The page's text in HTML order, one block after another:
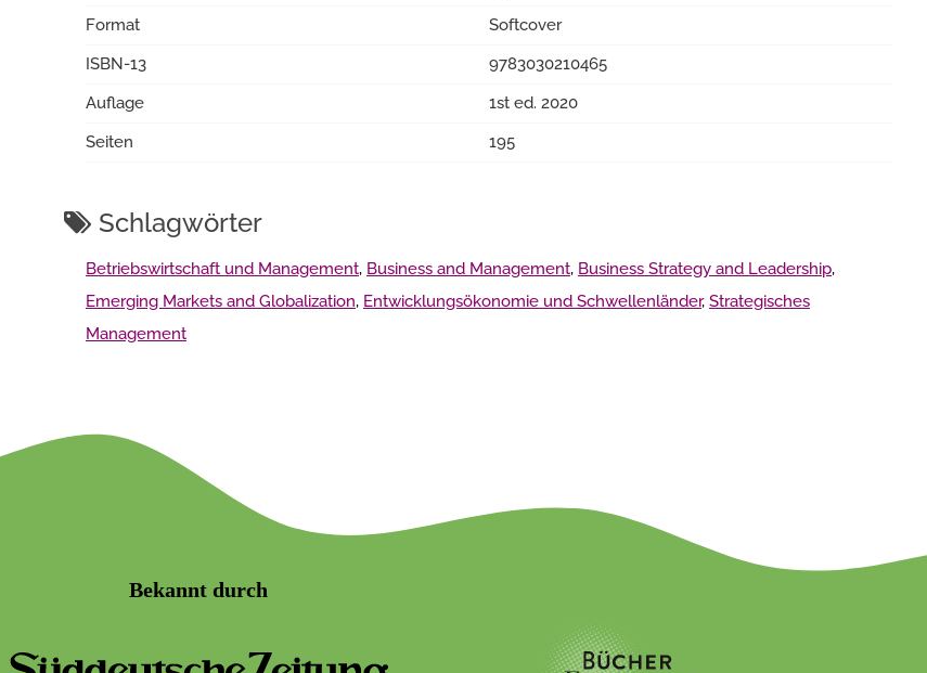
Format
Softcover
ISBN-13
9783030210465
Auflage
1st ed. 2020
Seiten
195
Schlagwörter
Betriebswirtschaft und Management, Business and Management, Business Strategy and Leadership,
Emerging Markets and Globalization, Entwicklungsökonomie und Schwellenländer, Strategisches
Management
Bekannt durch